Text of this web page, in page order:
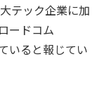
テック企業に加
ードコム
いると報じてい